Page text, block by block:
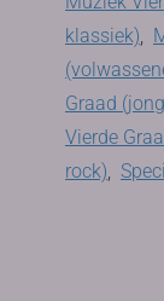
klassiek),
Graad
Vierde
rock),